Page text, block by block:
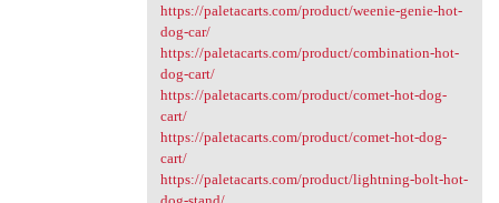
https://paletacarts.com/product/weenie-genie-hot-
dog-car/
https://paletacarts.com/product/combination-hot-
dog-cart/
https://paletacarts.com/product/comet-hot-dog-
cart/
https://paletacarts.com/product/comet-hot-dog-
cart/
https://paletacarts.com/product/lightning-bolt-hot-